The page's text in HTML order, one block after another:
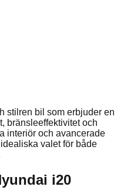
stilren bil som erbjuder en
bränsleeffektivitet och
interiör och avancerade
valet för både
i20